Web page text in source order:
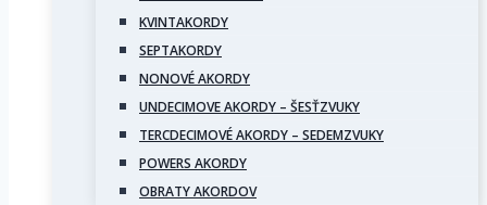
KVINTAKORDY
SEPTAKORDY
NONOVÉ AKORDY
UNDECIMOVE AKORDY – ŠESŤZVUKY
TERCDECIMOVÉ AKORDY – SEDEMZVUKY
POWERS AKORDY
OBRATY AKORDOV